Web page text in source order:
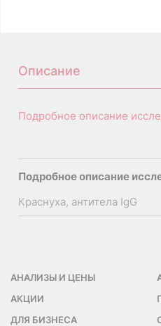
Описание
Подробное описание
Подробное описание
Краснуха, антитела IgG
АНАЛИЗЫ И ЦЕНЫ
АКЦИИ
ДЛЯ БИЗНЕСА